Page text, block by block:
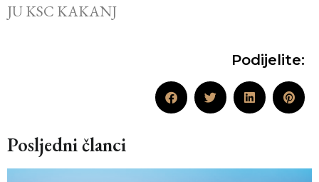
JU KSC KAKANJ
Podijelite:
Posljedni članci